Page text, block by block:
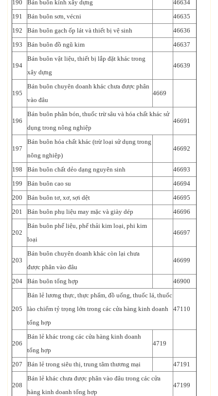
190
Bán buôn kính xây dựng
46634
191
Bán buôn sơn, vécni
46635
192
Bán buôn gạch ốp lát và thiết bị vệ sinh
46636
193
Bán buôn đồ ngũ kim 46637
194
Bán buôn vật liệu, thiết bị lắp đặt khác trong
xây dựng
46639
195
Bán buôn chuyên doanh khác chưa được phân
vào đâu
4669
196
Bán buôn phân bón, thuốc trừ sâu và hóa chất khác sử
dụng trong nông nghiệp
46691
197
Bán buôn hóa chất khác (trừ loại sử dụng trong
nông nghiệp)
46692
198 Bán buôn chất dẻo dạng nguyên sinh
46693
199
Bán buôn cao su
46694
200
Bán buôn tơ, xơ, sợi dệt
46695
201
Bán buôn phụ liệu may mặc và giày dép 46696
202
Bán buôn phế liệu, phế thải kim loại, phi kim
loại
46697
203
Bán buôn chuyên doanh khác còn lại chưa
được phân vào đâu
46699
204 Bán buôn tổng hợp 46900
205
Bán lẻ lương thực, thực phẩm, đồ uống, thuốc lá, thuốc
lào chiếm tỷ trọng lớn trong các cửa hàng kinh doanh
tổng hợp
47110
206
Bán lẻ khác trong các cửa hàng kinh doanh
tổng hợp
4719
207 Bán lẻ trong siêu thị, trung tâm thương mại 47191
208
Bán lẻ khác chưa được phân vào đâu trong các cửa
hàng kinh doanh tổng hợp
47199